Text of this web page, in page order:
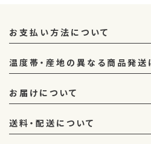
お支払い方法について
送料・配送について
温度帯・産地の異なる商品発送
お届けについて